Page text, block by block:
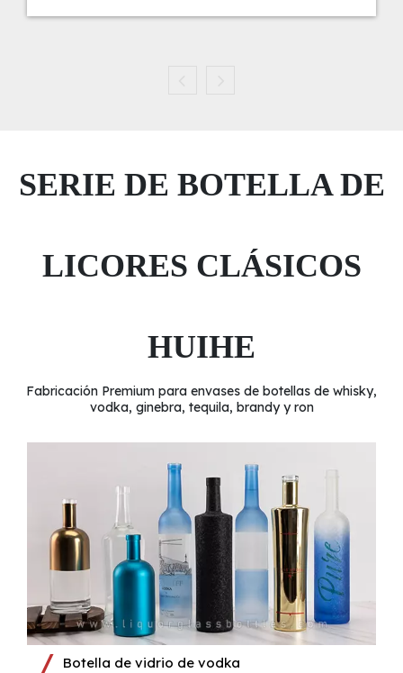
SERIE DE BOTELLA DE
LICORES CLÁSICOS
HUIHE
Fabricación Premium para envases de botellas de whisky,
vodka, ginebra, tequila, brandy y ron
Botella de vidrio de vodka